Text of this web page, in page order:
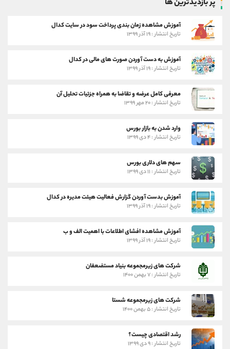
پر بازدیدترین ها
آموزش مشاهده زمان بندی پرداخت سود در سایت کدال
تاریخ انتشار : ۱۹ آذر ۱۳۹۹
آموزش به دست آوردن صورت های مالی در کدال
تاریخ انتشار : ۱۹ آذر ۱۳۹۹
معرفی کامل عرضه و تقاضا به همراه جزئیات تحلیل آن
تاریخ انتشار : ۲۰ مهر ۱۳۹۹
وارد شدن به بازار بورس
تاریخ انتشار : ۴ دی ۱۳۹۹
سهم های دلاری بورس
تاریخ انتشار : ۱۱ دی ۱۳۹۹
آموزش بدست آوردن گزارش فعالیت هیئت مدیره در کدال
تاریخ انتشار : ۱۹ آذر ۱۳۹۹
آموزش مشاهده افشای اطلاعات با اهمیت الف و ب
تاریخ انتشار : ۱۹ آذر ۱۳۹۹
شرکت های زیرمجموعه بنیاد مستضعفان
تاریخ انتشار : ۷ بهمن ۱۴۰۰
شرکت های زیرمجموعه شستا
تاریخ انتشار : ۵ بهمن ۱۴۰۰
رشد اقتصادی چیست؟
تاریخ انتشار : ۹ دی ۱۳۹۹